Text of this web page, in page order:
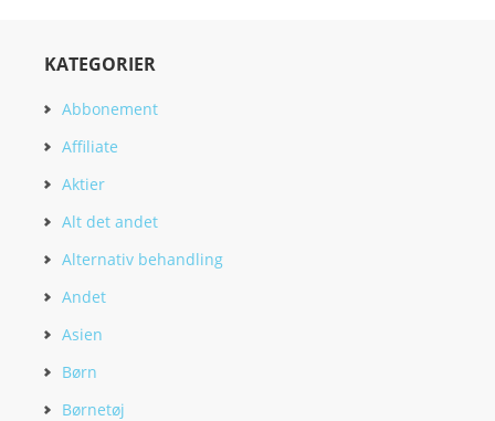
KATEGORIER
Abbonement
Affiliate
Aktier
Alt det andet
Alternativ behandling
Andet
Asien
Børn
Børnetøj